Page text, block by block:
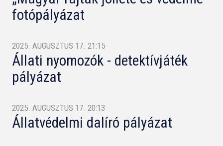
fotópályázat
2025. AUGUSZTUS 17. 21:15
Állati nyomozók - detektívjáték
pályázat
2025. AUGUSZTUS 17. 20:13
Állatvédelmi dalíró pályázat